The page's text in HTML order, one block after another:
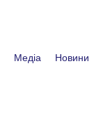
Медіа Новини